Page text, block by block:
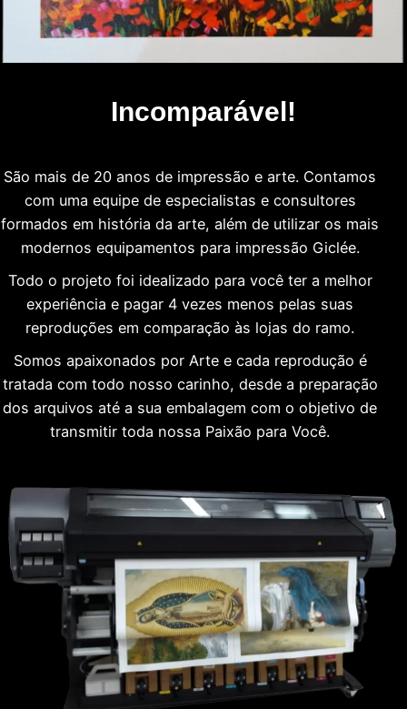
Incomparável!
São mais de 20 anos de impressão e arte. Contamos
com uma equipe de especialistas e consultores
formados em história da arte, além de utilizar os mais
modernos equipamentos para impressão Giclée.
Todo o projeto foi idealizado para você ter a melhor
experiência e pagar 4 vezes menos pelas suas
reproduções em comparação às lojas do ramo.
Somos apaixonados por Arte e cada reprodução é
tratada com todo nosso carinho, desde a preparação
dos arquivos até a sua embalagem com o objetivo de
transmitir toda nossa Paixão para Você.